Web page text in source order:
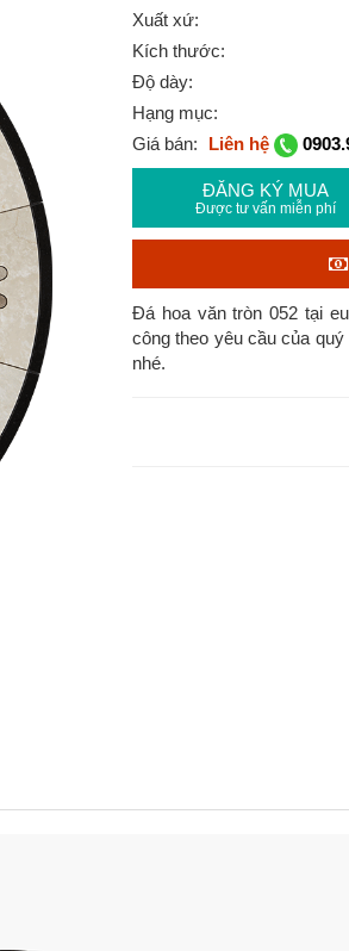
Xuất xứ:
Kích thước:
Độ dày:
Hạng mục:
Giá bán:
Liên hệ
ĐĂNG KÝ MUA
Được tư vấn miễn phí
Đá hoa văn tròn 052 tại
công theo yêu cầu của
nhé.